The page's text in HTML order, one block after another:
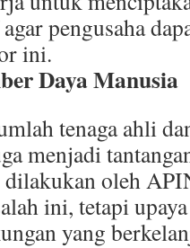
pengusaha
ini.
Daya Manusia
tenaga ahli
menjadi
oleh
ini, tetapi
yang